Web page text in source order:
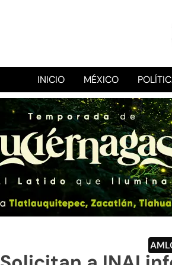
INICIO MÉXICO